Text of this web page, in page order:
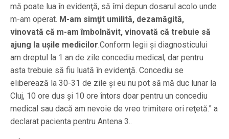
mă poate lua în evidenţă, să îmi depun dosarul acolo unde
m-am operat. M-am simţit umilită, dezamăgită,
vinovată că m-am îmbolnăvit, vinovată că trebuie să
ajung la uşile medicilor.Conform legii şi diagnosticului
am dreptul la 1 an de zile concediu medical, dar pentru
asta trebuie să fiu luată în evidenţă. Concediu se
eliberează la 30-31 de zile şi eu nu pot să mă duc lunar la
Cluj, 10 ore dus şi 10 ore întors doar pentru un concediu
medical sau dacă am nevoie de vreo trimitere ori reţetă.” a
declarat pacienta pentru Antena 3..